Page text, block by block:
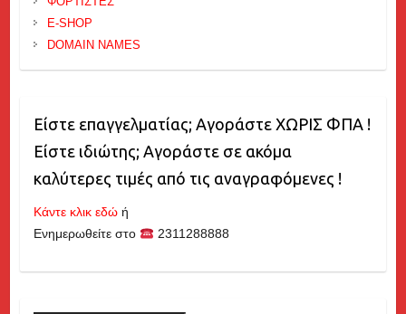
E-SHOP
DOMAIN NAMES
Είστε επαγγελματίας; Αγοράστε ΧΩΡΙΣ ΦΠΑ !
Είστε ιδιώτης; Αγοράστε σε ακόμα
καλύτερες τιμές από τις αναγραφόμενες !
Κάντε κλικ εδώή
Ενημερωθείτε στο
2311288888